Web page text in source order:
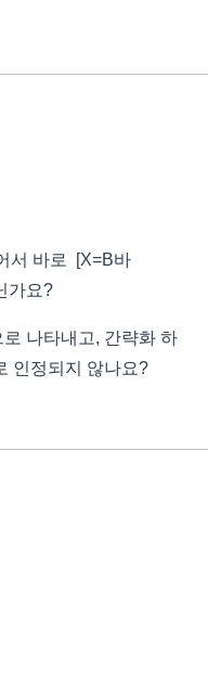
서 바로 [X=B바
가요?
나타내고, 간략화 하
인정되지 않나요?